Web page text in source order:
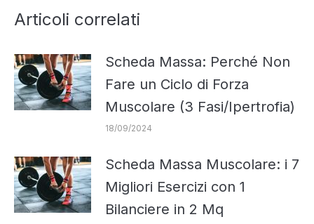
Articoli correlati
Scheda Massa: Perché Non
Fare un Ciclo di Forza
Muscolare (3 Fasi/Ipertrofia)
18/09/2024
Scheda Massa Muscolare: i 7
Migliori Esercizi con 1
Bilanciere in 2 Mq